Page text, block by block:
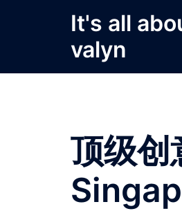
It's all
valyn
顶级